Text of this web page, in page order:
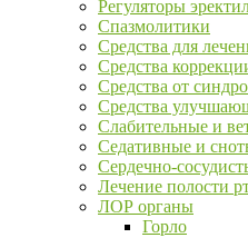
Регуляторы
Спазмолитики
Средства для
Средства
Средства от
Средства
Слабительные и
Седативные и
Сердечно-
Лечение полости
ЛОР органы
Горло